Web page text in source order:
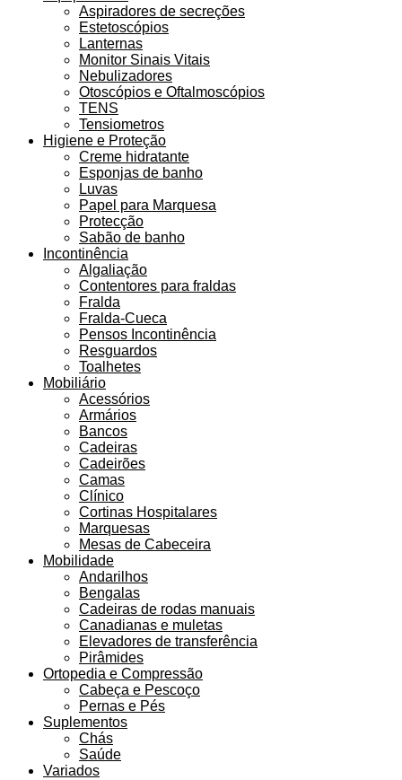
Aspiradores de secreções
Estetoscópios
Lanternas
Monitor Sinais Vitais
Nebulizadores
Otoscópios e Oftalmoscópios
TENS
Tensiometros
Higiene e Proteção
Creme hidratante
Esponjas de banho
Luvas
Papel para Marquesa
Protecção
Sabão de banho
Incontinência
Algaliação
Contentores para fraldas
Fralda
Fralda-Cueca
Pensos Incontinência
Resguardos
Toalhetes
Mobiliário
Acessórios
Armários
Bancos
Cadeiras
Cadeirões
Camas
Clínico
Cortinas Hospitalares
Marquesas
Mesas de Cabeceira
Mobilidade
Andarilhos
Bengalas
Cadeiras de rodas manuais
Canadianas e muletas
Elevadores de transferência
Pirâmides
Ortopedia e Compressão
Cabeça e Pescoço
Pernas e Pés
Suplementos
Chás
Saúde
Variados